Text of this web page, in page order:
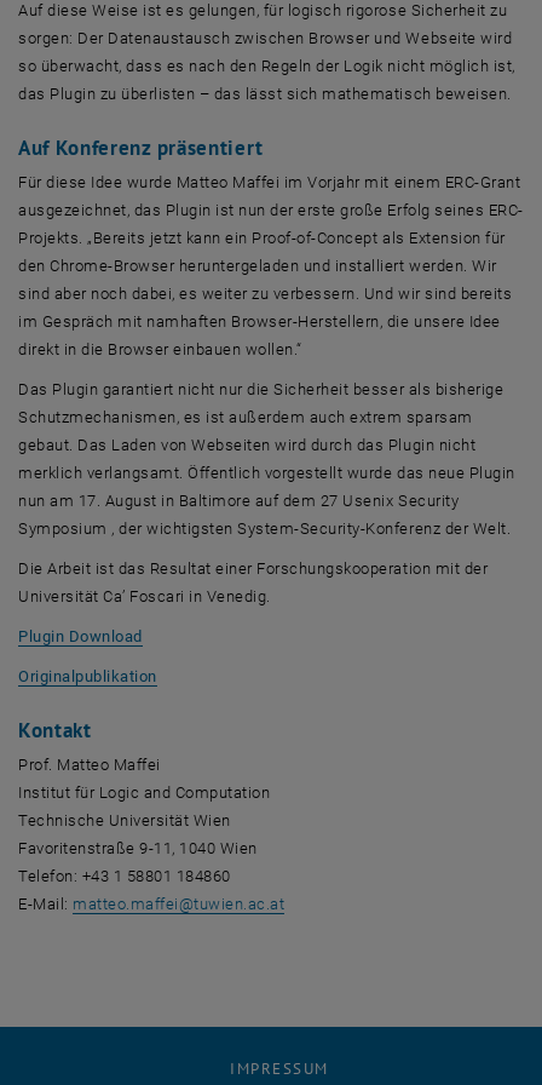
Auf diese Weise ist es gelungen, für logisch rigorose Sicherheit zu
sorgen: Der Datenaustausch zwischen Browser und Webseite wird
so überwacht, dass es nach den Regeln der Logik nicht möglich ist,
das Plugin zu überlisten – das lässt sich mathematisch beweisen.
Auf Konferenz präsentiert
Für diese Idee wurde Matteo Maffei im Vorjahr mit einem ERC-Grant
ausgezeichnet, das Plugin ist nun der erste große Erfolg seines ERC-
Projekts. „Bereits jetzt kann ein Proof-of-Concept als Extension für
den Chrome-Browser heruntergeladen und installiert werden. Wir
sind aber noch dabei, es weiter zu verbessern. Und wir sind bereits
im Gespräch mit namhaften Browser-Herstellern, die unsere Idee
direkt in die Browser einbauen wollen.“
Das Plugin garantiert nicht nur die Sicherheit besser als bisherige
Schutzmechanismen, es ist außerdem auch extrem sparsam
gebaut. Das Laden von Webseiten wird durch das Plugin nicht
merklich verlangsamt. Öffentlich vorgestellt wurde das neue Plugin
nun am 17. August in Baltimore auf dem 27 Usenix Security
Symposium , der wichtigsten System-Security-Konferenz der Welt.
Die Arbeit ist das Resultat einer Forschungskooperation mit der
Universität Ca’ Foscari in Venedig.
Plugin Download, öffnet eine externe URL in einem neuen Fenster
Originalpublikation, öffnet eine externe URL in einem neuen Fenster
Kontakt
Prof. Matteo Maffei
Institut für Logic and Computation
Technische Universität Wien
Favoritenstraße 9-11, 1040 Wien
Telefon: +43 1 58801 184860
E-Mail: matteo.maffei @tuwien.ac.at
IMPRESSUM